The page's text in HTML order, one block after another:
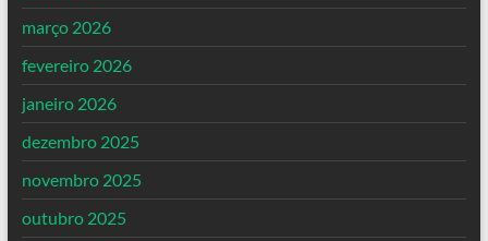
março 2026
fevereiro 2026
janeiro 2026
dezembro 2025
novembro 2025
outubro 2025